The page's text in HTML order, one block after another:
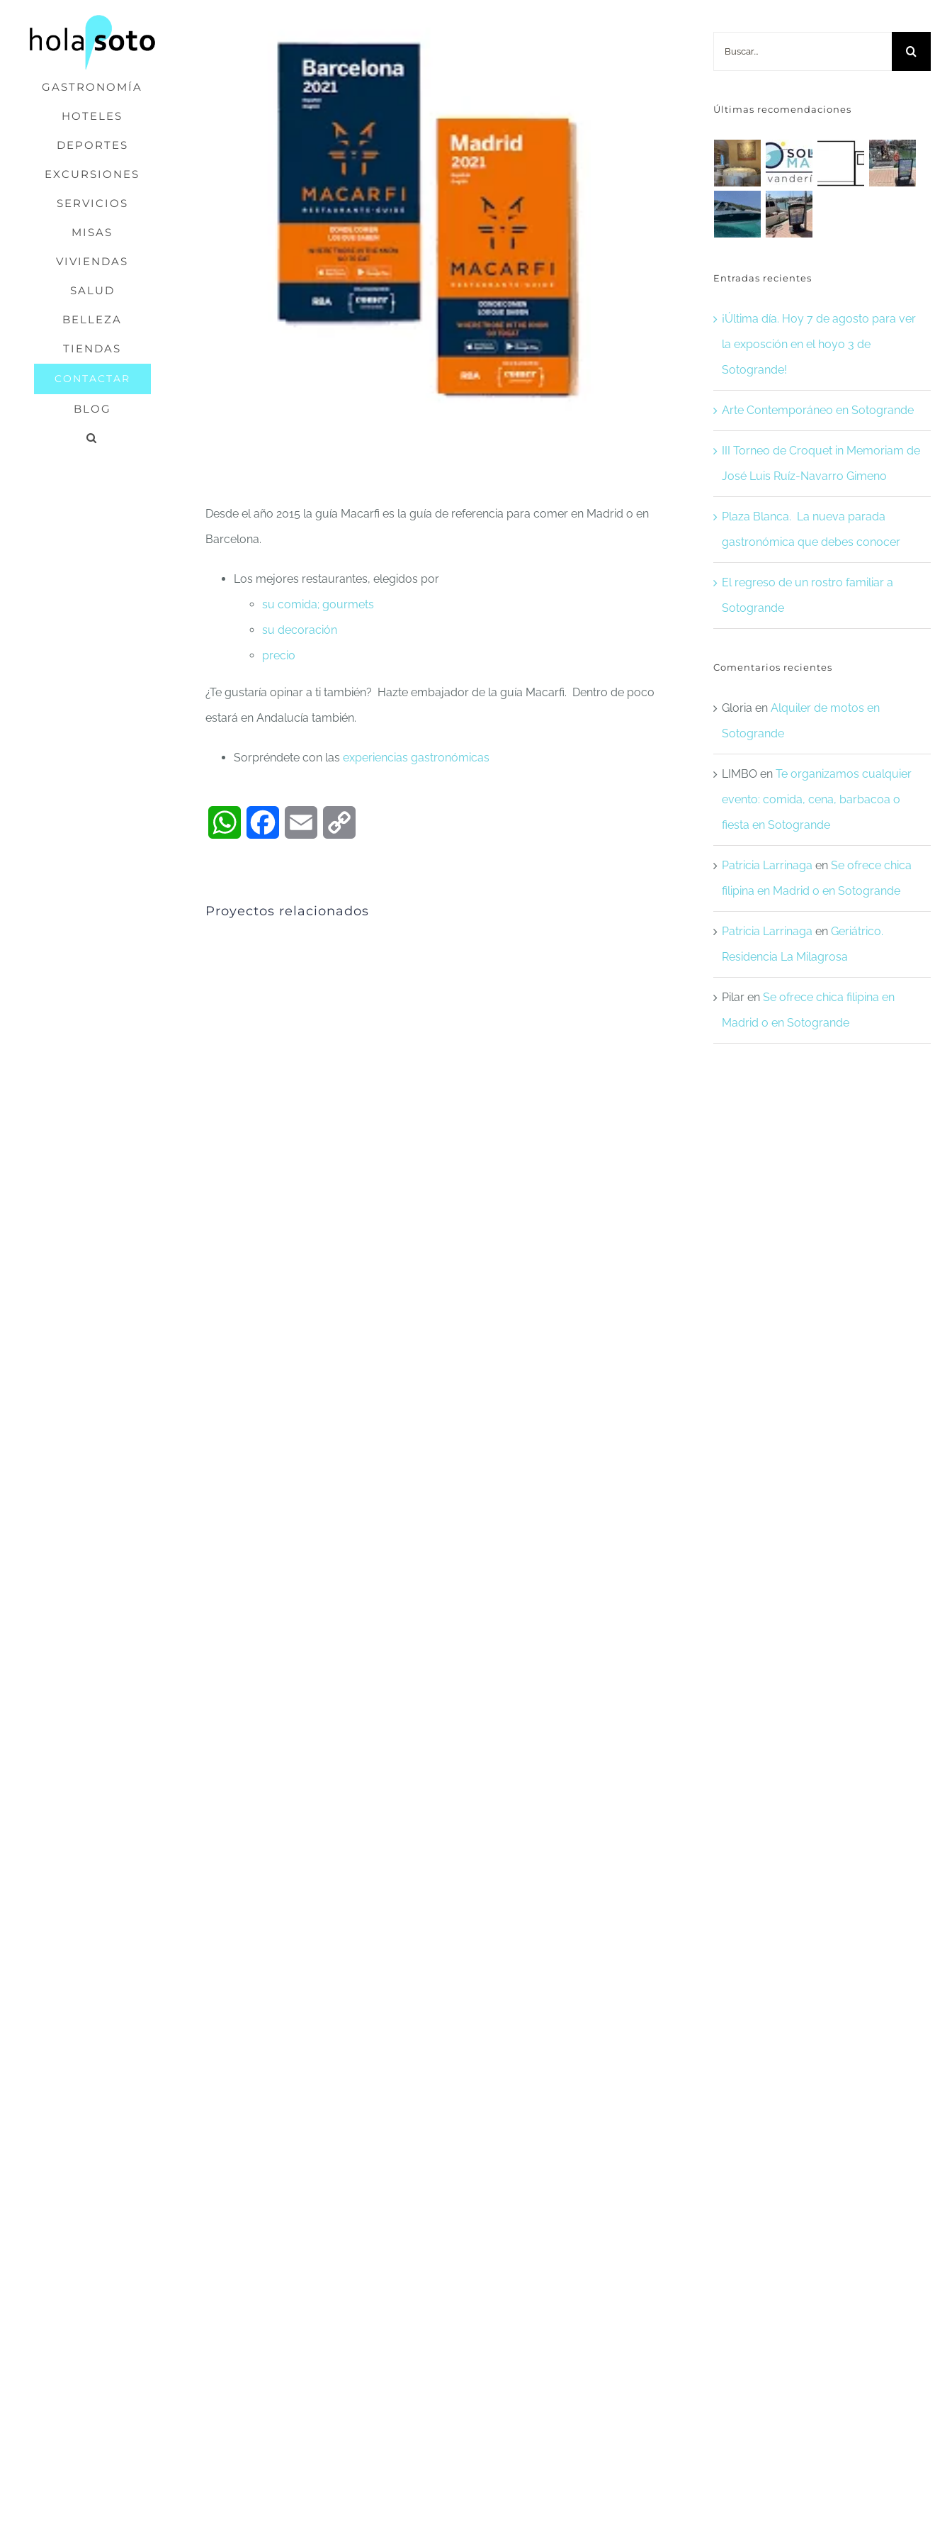
GASTRONOMÍA
HOTELES
DEPORTES
EXCURSIONES
SERVICIOS
MISAS
VIVIENDAS
SALUD
BELLEZA
TIENDAS
CONTACTAR
BLOG
Desde el año 2015 la guía Macarfi es la guía de referencia para comer en Madrid o en
Barcelona.
Los mejores restaurantes, elegidos por
su comida; gourmets
su decoración
precio
¿Te gustaría opinar a ti también? Hazte embajador de la guía Macarfi. Dentro de poco
estará en Andalucía también.
Sorpréndete con las experiencias gastronómicas
WhatsAppFacebookEmail
Proyectos relacionados
Últimas recomendaciones
Entradas recientes
¡Última día. Hoy 7 de agosto para ver
la exposción en el hoyo 3 de
Sotogrande!
Arte Contemporáneo en Sotogrande
III Torneo de Croquet in Memoriam de
José Luis Ruíz-Navarro Gimeno
Plaza Blanca. La nueva parada
gastronómica que debes conocer
El regreso de un rostro familiar a
Sotogrande
Comentarios recientes
Gloria en Alquiler de motos en
Sotogrande
LIMBOen Te organizamos cualquier
evento: comida, cena, barbacoa o
fiesta en Sotogrande
Patricia Larrinaga en Se ofrece chica
filipina en Madrid o en Sotogrande
Patricia Larrinaga en Geriátrico.
Residencia La Milagrosa
Pilaren Se ofrece chica filipina en
Madrid o en Sotogrande